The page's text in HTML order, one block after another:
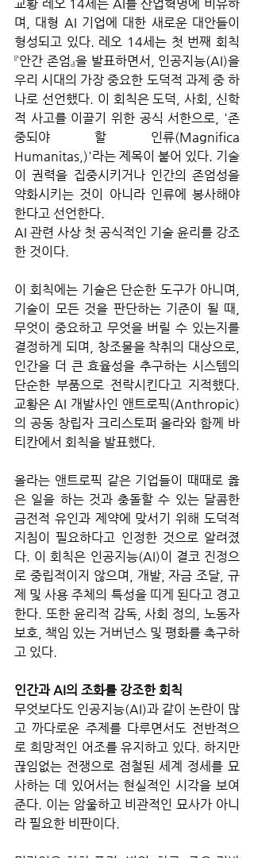
교황 레오 14세는 AI를 산업혁명에 비유하
며, 대형 AI 기업에 대한 새로운 대안들이
형성되고 있다. 레오 14세는 첫 번째 회칙
『안간 존엄』을 발표하면서, 인공지능(AI)을
우리 시대의 가장 중요한 도덕적 과제 중 하
나로 선언했다. 이 회칙은 도덕, 사회, 신학
적 사고를 이끌기 위한 공식 서한으로, '존
중되야 할 인류(Magnifica
Humanitas,)'라는 제목이 붙어 있다. 기술
이 권력을 집중시키거나 인간의 존엄성을
약화시키는 것이 아니라 인류에 봉사해야
한다고 선언한다.
AI 관련 사상 첫 공식적인 기술 윤리를 강조
한 것이다.
이 회칙에는 기술은 단순한 도구가 아니며,
기술이 모든 것을 판단하는 기준이 될 때,
무엇이 중요하고 무엇을 버릴 수 있는지를
결정하게 되며, 창조물을 착취의 대상으로,
인간을 더 큰 효율성을 추구하는 시스템의
단순한 부품으로 전락시킨다고 지적했다.
교황은 AI 개발사인 앤트로픽(Anthropic)
의 공동 창립자 크리스토퍼 올라와 함께 바
티칸에서 회칙을 발표했다.
올라는 앤트로픽 같은 기업들이 때때로 옳
은 일을 하는 것과 충돌할 수 있는 달콤한
금전적 유인과 제약에 맞서기 위해 도덕적
지침이 필요하다고 인정한 것으로 알려졌
다. 이 회칙은 인공지능(AI)이 결코 진정으
로 중립적이지 않으며, 개발, 자금 조달, 규
제 및 사용 주체의 특성을 띠게 된다고 경고
한다. 또한 윤리적 감독, 사회 정의, 노동자
보호, 책임 있는 거버넌스 및 평화를 촉구하
고 있다.
인간과 AI의 조화를 강조한 회칙
무엇보다도 인공지능(AI)과 같이 논란이 많
고 까다로운 주제를 다루면서도 전반적으
로 희망적인 어조를 유지하고 있다. 하지만
끊임없는 전쟁으로 점철된 세계 정세를 묘
사하는 데 있어서는 현실적인 시각을 보여
준다. 이는 암울하고 비관적인 묘사가 아니
라 필요한 비판이다.